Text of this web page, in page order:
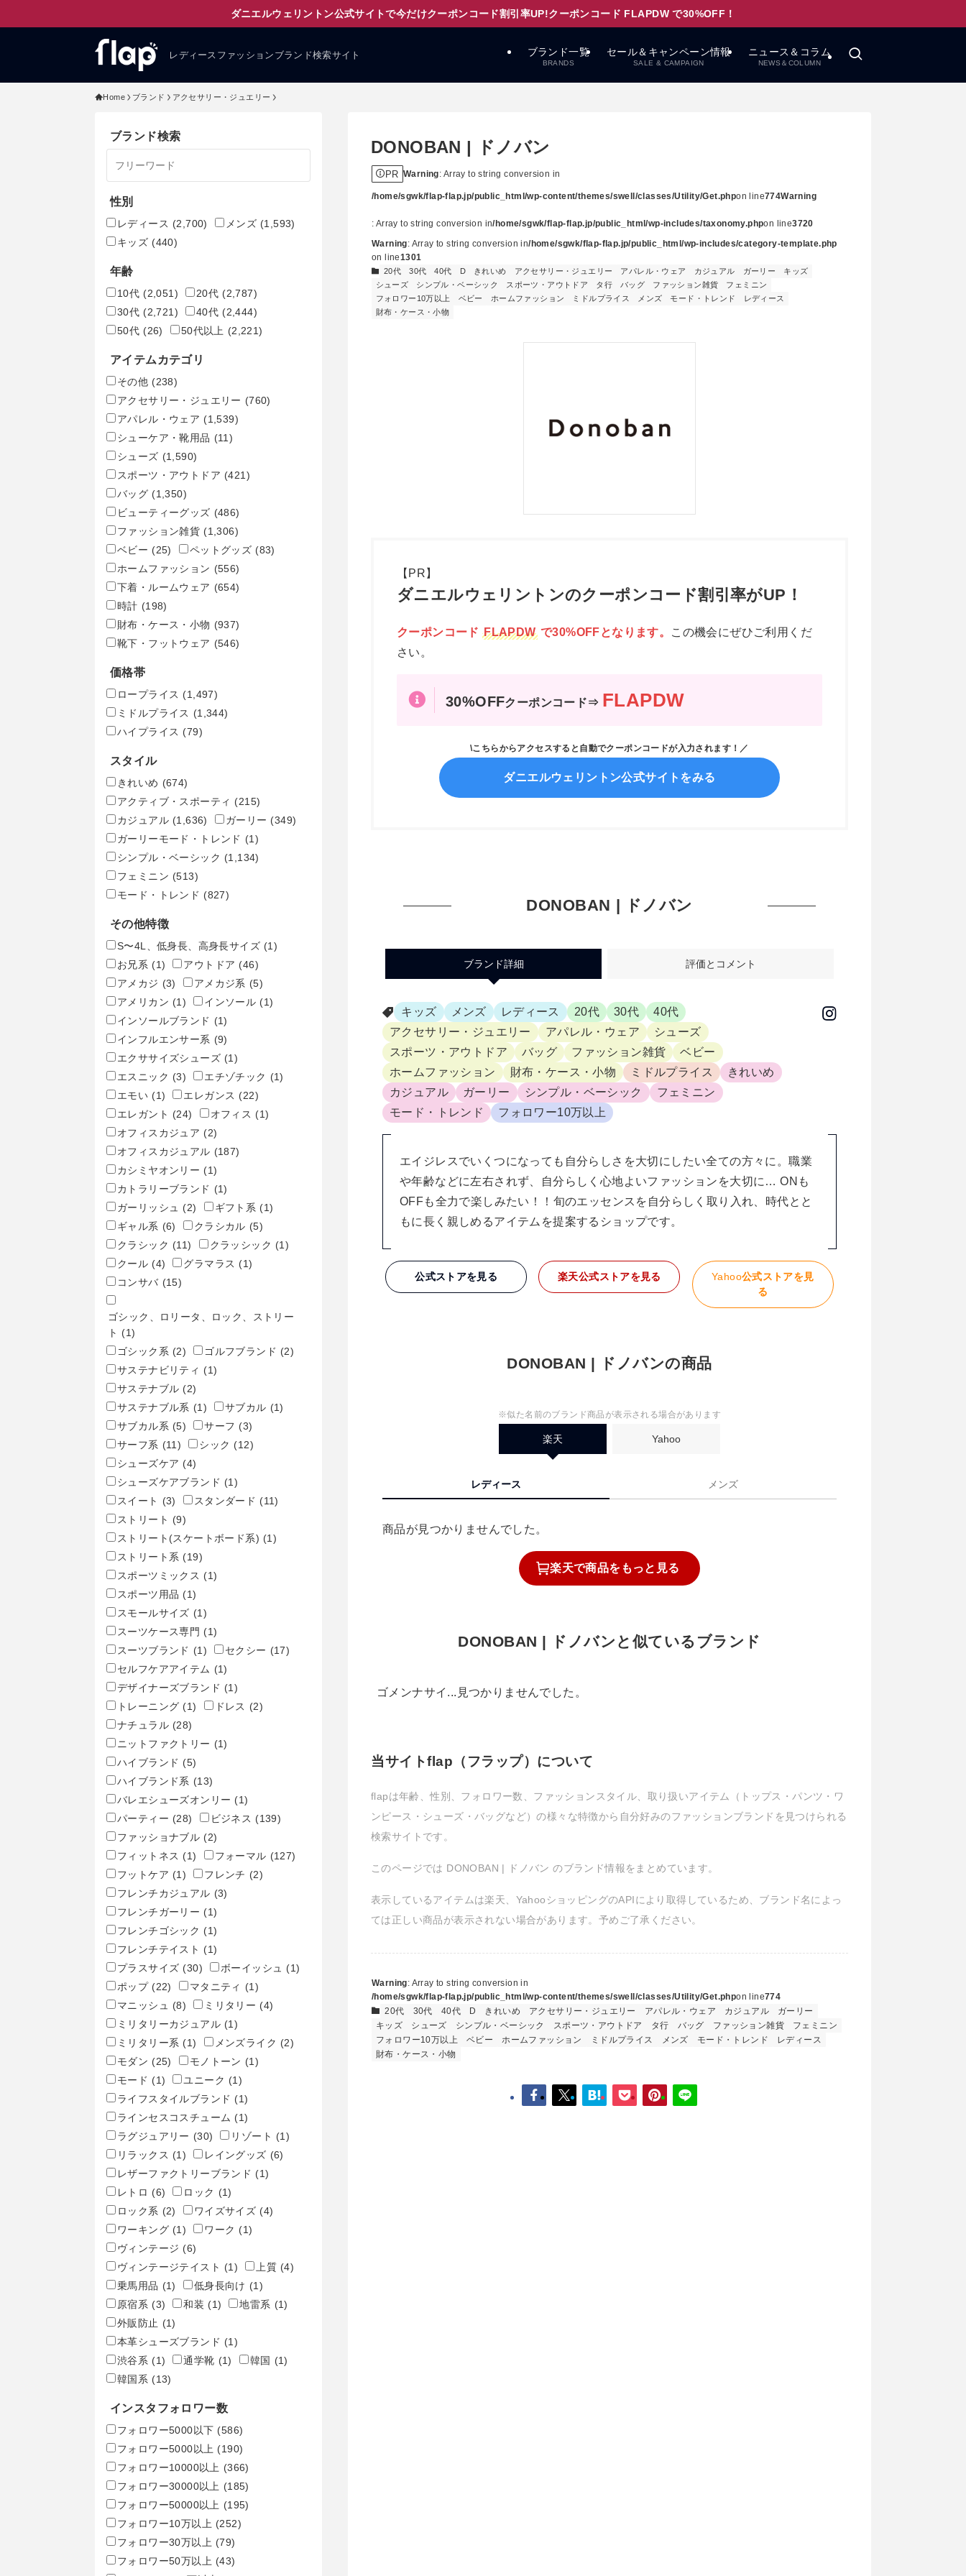
ダニエルウェリントン公式サイトで今だけクーポンコード割引率UP!クーポンコード FLAPDW で30%OFF！
レディースファッションブランド検索サイト ブランド一覧
BRANDS
セール＆キャンペーン情報
SALE & CAMPAIGN
ニュース＆コラム
NEWS＆COLUMN
Home ブランド アクセサリー・ジュエリー
DONOBAN | ドノバン
PR Warning: Array to string conversion in
/home/sgwk/flap-flap.jp/public_html/wp-content/themes/swell/classes/Utility/Get.phpon line774Warning
: Array to string conversion in/home/sgwk/flap-flap.jp/public_html/wp-includes/taxonomy.phpon line3720
Warning: Array to string conversion in/home/sgwk/flap-flap.jp/public_html/wp-includes/category-template.php
on line1301
20代 30代 40代 D きれいめ アクセサリー・ジュエリー アパレル・ウェア カジュアル ガーリー
キッズ
シューズ
シンプル・ベーシック スポーツ・アウトドア タ行 バッグ ファッション雑貨
フェミニン
フォロワー10万以上
ベビー ホームファッション ミドルプライス メンズ モード・トレンド
レディース
財布・ケース・小物
【PR】
ダニエルウェリントンのクーポンコード割引率がUP！
クーポンコードFLAPDWで30%OFFとなります。
この機会にぜひご利用くだ
さい。
30%OFFクーポンコード⇒ FLAPDW
\こちらからアクセスすると自動でクーポンコードが入力されます！／
ダニエルウェリントン公式サイトをみる
DONOBAN | ドノバン
ブランド詳細 評価とコメント
キッズ メンズ レディース 20代 30代
40代
アクセサリー・ジュエリー
アパレル・ウェア
シューズ
スポーツ・アウトドア
バッグ ファッション雑貨
ベビー
ホームファッション
財布・ケース・小物 ミドルプライス
きれいめ
カジュアル
ガーリー シンプル・ベーシック
フェミニン
モード・トレンド
フォロワー10万以上
エイジレスでいくつになっても自分らしさを大切にしたい全ての方々に。職業
や年齢などに左右されず、自分らしく心地よいファッションを大切に… ONも
OFFも全力で楽しみたい！！旬のエッセンスを自分らしく取り入れ、時代とと
もに長く親しめるアイテムを提案するショップです。
公式ストアを見る 楽天公式ストアを見る Yahoo公式ストアを見
る
DONOBAN | ドノバンの商品
※似た名前のブランド商品が表示される場合があります
楽天 Yahoo
レディース メンズ
商品が見つかりませんでした。
楽天で商品を もっと見る
DONOBAN | ドノバンと似ているブランド
ゴメンナサイ...見つかりませんでした。
当サイトflap（フラップ）について
flapは年齢、性別、フォロワー数、ファッションスタイル、取り扱いアイテム（トップス・パンツ・ワ
ンピース・シューズ・バッグなど）の様々な特徴から自分好みのファッションブランドを見つけられる
検索サイトです。
このページでは DONOBAN | ドノバン のブランド情報をまとめています。
表示しているアイテムは楽天、YahooショッピングのAPIにより取得しているため、ブランド名によっ
ては正しい商品が表示されない場合があります。予めご了承ください。
Warning: Array to string conversion in
/home/sgwk/flap-flap.jp/public_html/wp-content/themes/swell/classes/Utility/Get.phpon line774
20代
30代 40代 D きれいめ アクセサリー・ジュエリー アパレル・ウェア カジュアル
ガーリー
キッズ
シューズ シンプル・ベーシック スポーツ・アウトドア タ行 バッグ ファッション雑貨
フェミニン
フォロワー10万以上
ベビー ホームファッション ミドルプライス メンズ モード・トレンド
レディース
財布・ケース・小物
ブランド検索
性別
レディース (2,700) メンズ (1,593)
キッズ (440)
年齢
10代 (2,051) 20代 (2,787)
30代 (2,721) 40代 (2,444)
50代 (26) 50代以上 (2,221)
アイテムカテゴリ
その他 (238)
アクセサリー・ジュエリー (760)
アパレル・ウェア (1,539)
シューケア・靴用品 (11)
シューズ (1,590)
スポーツ・アウトドア (421)
バッグ (1,350)
ビューティーグッズ (486)
ファッション雑貨 (1,306)
ベビー (25) ペットグッズ (83)
ホームファッション (556)
下着・ルームウェア (654)
時計 (198)
財布・ケース・小物 (937)
靴下・フットウェア (546)
価格帯
ロープライス (1,497)
ミドルプライス (1,344)
ハイプライス (79)
スタイル
きれいめ (674)
アクティブ・スポーティ (215)
カジュアル (1,636) ガーリー (349)
ガーリーモード・トレンド (1)
シンプル・ベーシック (1,134)
フェミニン (513)
モード・トレンド (827)
その他特徴
S〜4L、低身長、高身長サイズ (1)
お兄系 (1) アウトドア (46)
アメカジ (3) アメカジ系 (5)
アメリカン (1) インソール (1)
インソールブランド (1)
インフルエンサー系 (9)
エクササイズシューズ (1)
エスニック (3) エチゾチック (1)
エモい (1) エレガンス (22)
エレガント (24) オフィス (1)
オフィスカジュア (2)
オフィスカジュアル (187)
カシミヤオンリー (1)
カトラリーブランド (1)
ガーリッシュ (2) ギフト系 (1)
ギャル系 (6) クラシカル (5)
クラシック (11) クラッシック (1)
クール (4) グラマラス (1)
コンサバ (15)
ゴシック、ロリータ、ロック、ストリー
ト (1)
ゴシック系 (2) ゴルフブランド (2)
サステナビリティ (1)
サステナブル (2)
サステナブル系 (1) サブカル (1)
サブカル系 (5) サーフ (3)
サーフ系 (11) シック (12)
シューズケア (4)
シューズケアブランド (1)
スイート
(3) スタンダード (11)
ストリート (9)
ストリート(スケートボード系) (1)
ストリート系 (19)
スポーツミックス (1)
スポーツ用品 (1)
スモールサイズ (1)
スーツケース専門 (1)
スーツブランド (1) セクシー (17)
セルフケアアイテム (1)
デザイナーズブランド (1)
トレーニング (1) ドレス (2)
ナチュラル (28)
ニットファクトリー (1)
ハイブランド (5)
ハイブランド系 (13)
バレエシューズオンリー (1)
パーティー (28) ビジネス (139)
ファッショナブル (2)
フィットネス (1) フォーマル (127)
フットケア (1) フレンチ (2)
フレンチカジュアル (3)
フレンチガーリー (1)
フレンチゴシック (1)
フレンチテイスト (1)
プラスサイズ (30) ボーイッシュ (1)
ポップ (22) マタニティ
(1)
マニッシュ (8) ミリタリー (4)
ミリタリーカジュアル (1)
ミリタリー系 (1) メンズライク (2)
モダン (25) モノトーン (1)
モード (1) ユニーク (1)
ライフスタイルブランド (1)
ラインセスコスチューム (1)
ラグジュアリー (30) リゾート (1)
リラックス (1) レイングッズ (6)
レザーファクトリーブランド (1)
レトロ (6) ロック (1)
ロック系 (2) ワイズサイズ (4)
ワーキング (1) ワーク (1)
ヴィンテージ (6)
ヴィンテージテイスト (1) 上質 (4)
乗馬用品 (1) 低身長向け (1)
原宿系 (3) 和装 (1) 地雷系 (1)
外販防止 (1)
本革シューズブランド (1)
渋谷系 (1) 通学靴 (1) 韓国 (1)
韓国系 (13)
インスタフォロワー数
フォロワー5000以下 (586)
フォロワー5000以上 (190)
フォロワー10000以上 (366)
フォロワー30000以上 (185)
フォロワー50000以上 (195)
フォロワー10万以上 (252)
フォロワー30万以上 (79)
フォロワー50万以上 (43)